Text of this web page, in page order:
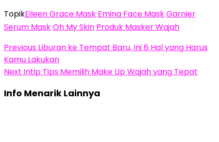
TopikEileen Grace Mask Emina Face MaskGarnier
Serum MaskOh My Skin Produk Masker Wajah
Previous Liburan ke Tempat Baru, Ini 6 Hal yang Harus
Kamu Lakukan
Next Intip Tips Memilih Make Up Wajah yang Tepat
Info Menarik Lainnya